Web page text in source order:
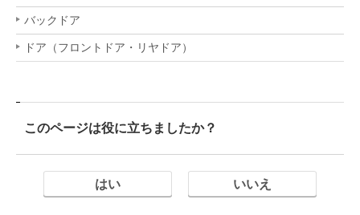
バックドア
ドア（フロントドア・リヤドア）
このページは役に立ちましたか？
はい いいえ